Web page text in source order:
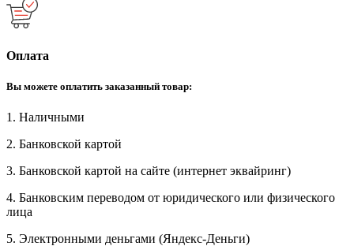
Оплата
Вы можете оплатить заказанный товар:
1. Наличными
2. Банковской картой
3. Банковской картой на сайте (интернет эквайринг)
4. Банковским переводом от юридического или физического
лица
5. Электронными деньгами (Яндекс-Деньги)